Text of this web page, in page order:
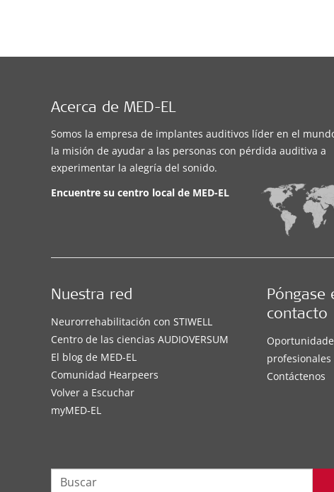
Acerca de MED-EL
Somos la empresa de implantes auditivos líder en el
la misión de ayudar a las personas con pérdida auditiva a
experimentar la alegría del sonido.
Encuentre su centro local de MED-EL
Nuestra red
Neurorrehabilitación con STIWELL
Centro de las ciencias AUDIOVERSUM
El blog de MED-EL
Comunidad Hearpeers
Volver a Escuchar
myMED‑EL
Póngase
contacto
profesionales
Contáctenos